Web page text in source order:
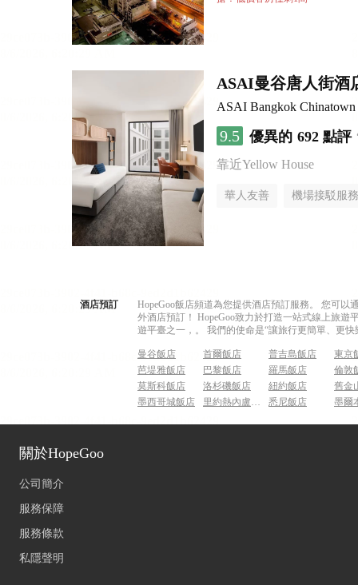
ASAI曼谷唐人街酒
ASAI Bangkok Chinatown
9.5 優異的 692 點評
靠近Yellow House
華人友善 機場接駁服務
酒店預訂
HopeGoo飯店頻道為您提供酒店預訂服務。 您可
外酒店預訂！ HopeGoo致力於打造一站式線上旅
遊平臺之一，。 我們的使命是“讓旅行更簡單、更
曼谷飯店 首爾飯店 普吉島飯店
東京
芭堤雅飯店
巴黎飯店 羅馬飯店
倫敦
莫斯科飯店
洛杉磯飯店 紐約飯店
舊金
墨西哥城飯店
里約熱內盧飯店 悉尼飯店 墨爾
關於HopeGoo
公司簡介
服務保障
服務條款
私隱聲明